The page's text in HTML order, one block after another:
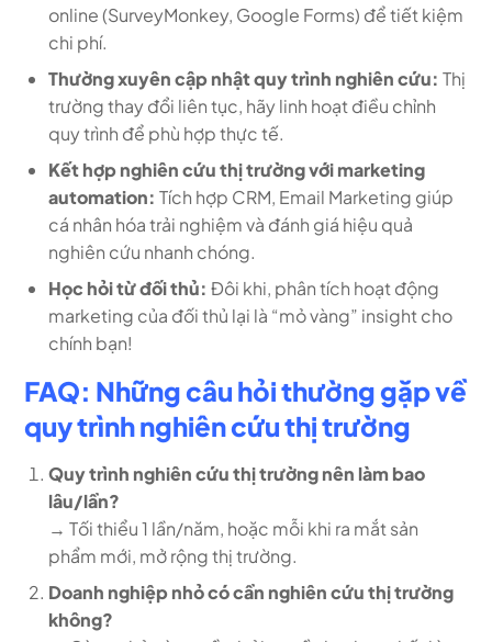
online (SurveyMonkey, Google Forms) để tiết kiệm
chi phí.
Thường xuyên cập nhật quy trình nghiên cứu: Thị
trường thay đổi liên tục, hãy linh hoạt điều chỉnh
quy trình để phù hợp thực tế.
Kết hợp nghiên cứu thị trường với marketing
automation: Tích hợp CRM, Email Marketing giúp
cá nhân hóa trải nghiệm và đánh giá hiệu quả
nghiên cứu nhanh chóng.
Học hỏi từ đối thủ: Đôi khi, phân tích hoạt động
marketing của đối thủ lại là “mỏ vàng” insight cho
chính bạn!
FAQ: Những câu hỏi thường gặp về
quy trình nghiên cứu thị trường
Quy trình nghiên cứu thị trường nên làm bao
lâu/lần?
→ Tối thiểu 1 lần/năm, hoặc mỗi khi ra mắt sản
phẩm mới, mở rộng thị trường.
Doanh nghiệp nhỏ có cần nghiên cứu thị trường
không?